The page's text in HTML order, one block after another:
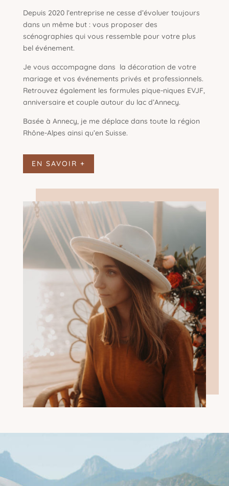
Depuis 2020 l’entreprise ne cesse d’évoluer toujours
dans un même but : vous proposer des
scénographies qui vous ressemble pour votre plus
bel événement.
Je vous accompagne dans la décoration de votre
mariage et vos événements privés et professionnels.
Retrouvez également les formules pique-niques EVJF,
anniversaire et couple autour du lac d’Annecy.
Basée à Annecy, je me déplace dans toute la région
Rhône-Alpes ainsi qu’en Suisse.
EN SAVOIR +